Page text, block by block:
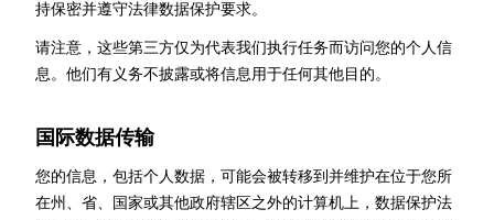
持保密并遵守法律数据保护要求。
请注意，这些第三方仅为代表我们执行任务而访问您的个人信
息。他们有义务不披露或将信息用于任何其他目的。
国际数据传输
您的信息，包括个人数据，可能会被转移到并维护在位于您所
在州、省、国家或其他政府辖区之外的计算机上，数据保护法